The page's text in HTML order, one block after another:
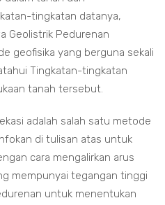
tingkatan datanya,
Geolistrik Pedurenan
geofisika yang berguna sekali
Tingkatan-tingkatan
tanah tersebut.
adalah salah satu metode
di tulisan atas untuk
cara mengalirkan arus
mempunyai tegangan tinggi
untuk menentukan